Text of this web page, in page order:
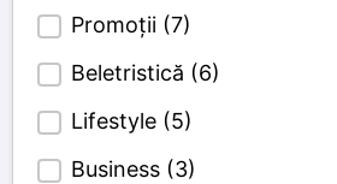
Promoții (7)
Beletristică (6)
Lifestyle (5)
Business (3)